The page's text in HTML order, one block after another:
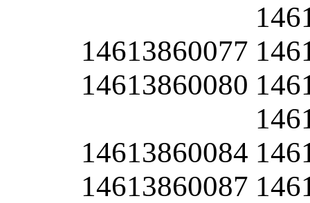
14613860077
14613860080
14613860084
14613860087